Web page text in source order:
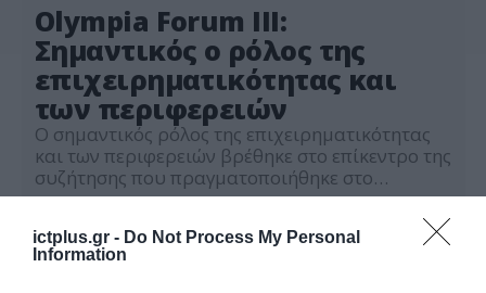
ictplus.gr - Do Not Process My Personal
Information
Olympia Forum III:
Σημαντικός ο ρόλος της
επιχειρηματικότητας και
των περιφερειών
Ο σημαντικός ρόλος της επιχειρηματικότητας
και των περιφερειών βρέθηκε στο επίκεντρο της
συζήτησης που πραγματοποιήθηκε στο
Olympia Forum III. Ειδικότερα, ο Senior Partner
Παπαδόπουλος, ανέφερε ότι χάρη στο νέο
ΕΣΠΑ και το Ταμείο Ανάκαμψης οι επενδύσεις